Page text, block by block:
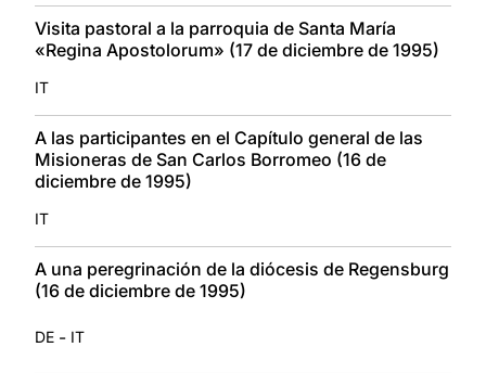
Visita pastoral a la parroquia de Santa María
«Regina Apostolorum» (17 de diciembre de 1995)
IT
A las participantes en el Capítulo general de las
Misioneras de San Carlos Borromeo (16 de
diciembre de 1995)
IT
A una peregrinación de la diócesis de Regensburg
(16 de diciembre de 1995)
DE - IT